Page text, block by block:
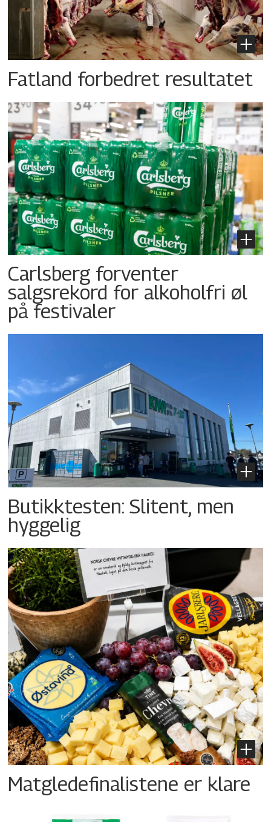
Fatland forbedret resultatet
Carlsberg forventer
salgsrekord for alkoholfri øl
på festivaler
Butikktesten: Slitent, men
hyggelig
Matgledefinalistene er klare